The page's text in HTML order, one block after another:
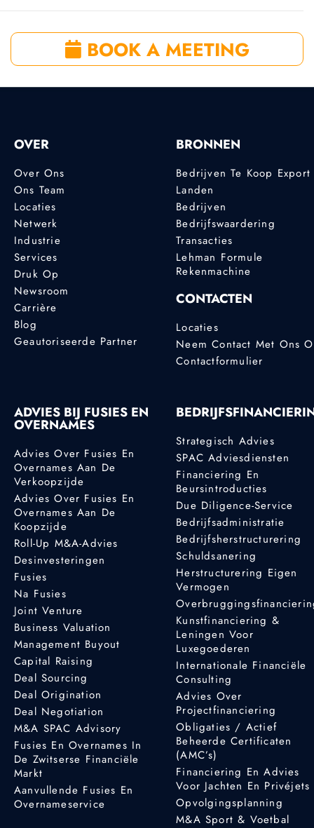
BOOK A MEETING
OVER
Over Ons
Ons Team
Locaties
Netwerk
Industrie
Services
Druk Op
Newsroom
Carrière
Blog
Geautoriseerde Partner
BRONNEN
Bedrijven Te Koop Export
Landen
Bedrijven
Bedrijfswaardering
Transacties
Lehman Formule
Rekenmachine
CONTACTEN
Locaties
Neem Contact Met Ons
Contactformulier
ADVIES BIJ FUSIES EN
OVERNAMES
Advies Over Fusies En
Overnames Aan De
Verkoopzijde
Advies Over Fusies En
Overnames Aan De
Koopzijde
Roll-Up M&A-Advies
Desinvesteringen
Fusies
Na Fusies
Joint Venture
Business Valuation
Management Buyout
Capital Raising
Deal Sourcing
Deal Origination
Deal Negotiation
M&A SPAC Advisory
Fusies En Overnames In
De Zwitserse Financiële
Markt
Aanvullende Fusies En
Overnameservice
Strategisch Advies
SPAC Adviesdiensten
Financiering En
Beursintroducties
Due Diligence-Service
Bedrijfsadministratie
Bedrijfsherstructurering
Schuldsanering
Herstructurering Eigen
Vermogen
Kunstfinanciering &
Leningen Voor
Luxegoederen
Internationale Financiële
Consulting
Advies Over
Projectfinanciering
Obligaties / Actief
Beheerde Certificaten
(AMC’s)
Financiering En Advies
Voor Jachten En Privéjets
Opvolgingsplanning
M&A Sport & Voetbal